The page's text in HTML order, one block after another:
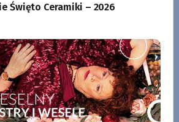
Święto Ceramiki – 2026